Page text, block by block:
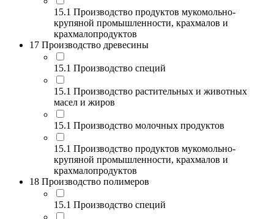
15.1 Производство продуктов мукомольно-
крупяной промышленности, крахмалов и
крахмалопродуктов
17 Производство древесины
15.1 Производство специй
15.1 Производство растительных и животных
масел и жиров
15.1 Производство молочных продуктов
15.1 Производство продуктов мукомольно-
крупяной промышленности, крахмалов и
крахмалопродуктов
18 Производство полимеров
15.1 Производство специй